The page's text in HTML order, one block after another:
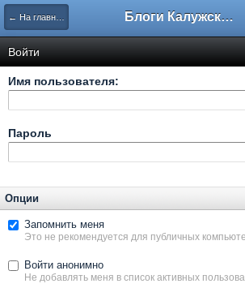
← На главную Блоги Калужского перекрестка
Войти
Имя пользователя:
Пароль
Опции
Запомнить меня
Это не рекомендуется для публичных
Войти анонимно
Не добавлять меня в список активных